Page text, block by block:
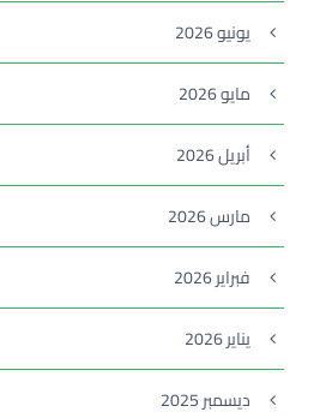
يونيو 2026
مايو 2026
أبريل 2026
مارس 2026
فبراير 2026
يناير 2026
ديسمبر 2025